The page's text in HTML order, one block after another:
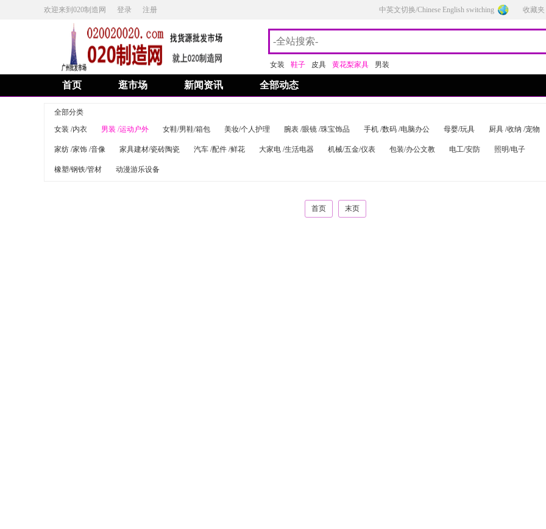
欢迎来到020制造网 登录 注册 中英文切换/Chinese English switching 收藏夹
女装 鞋子 皮具 黄花梨家具 男装
首页 逛市场 新闻资讯 全部动态
全部分类
女装 /内衣
男装 /运动户外 女鞋/男鞋/箱包 美妆/个人护理 腕表 /眼镜 /珠宝饰品 手机 /数码 /电脑办公 母婴/玩具 厨具 /收纳 /宠物
家纺 /家饰 /音像 家具建材/瓷砖陶瓷 汽车 /配件 /鲜花 大家电 /生活电器 机械/五金/仪表 包装/办公文教 电工/安防 照明/电子
橡塑/钢铁/管材 动漫游乐设备
首页 末页